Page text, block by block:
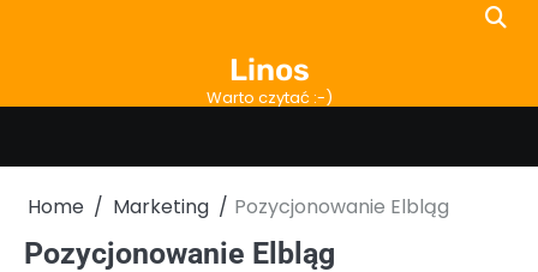
Linos
Warto czytać :-)
Home Marketing Pozycjonowanie Elbląg
Pozycjonowanie Elbląg